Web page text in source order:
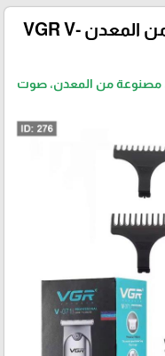
ماكينة حلاقة تصفير وتحديد من المعدن VGR V-
مصنوعة من المعدن، صوت